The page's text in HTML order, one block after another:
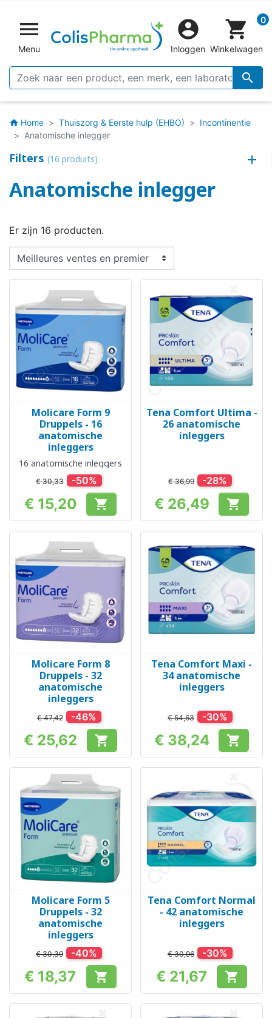

Menu


Inloggen
shopping_cart 0
Winkelwagen
home Home Thuiszorg & Eerste hulp (EHBO)
Incontinentie
Anatomische inlegger
Filters (16 produits)
Anatomische inlegger
Er zijn 16 producten.
Molicare Form 9
Druppels - 16
anatomische
inleggers
16 anatomische inleggers
€ 30,33 -50%
Prijs
€ 15,20 
Tena Comfort Ultima -
26 anatomische
inleggers
€ 36,99 -28%
Prijs
€ 26,49 
Molicare Form 8
Druppels - 32
anatomische
inleggers
€ 47,42 -46%
Prijs
€ 25,62 
Tena Comfort Maxi -
34 anatomische
inleggers
€ 54,63 -30%
Prijs
€ 38,24 
Molicare Form 5
Druppels - 32
anatomische
inleggers
€ 30,39 -40%
Prijs
€ 18,37 
Tena Comfort Normal
- 42 anatomische
inleggers
€ 30,96 -30%
Prijs
€ 21,67 